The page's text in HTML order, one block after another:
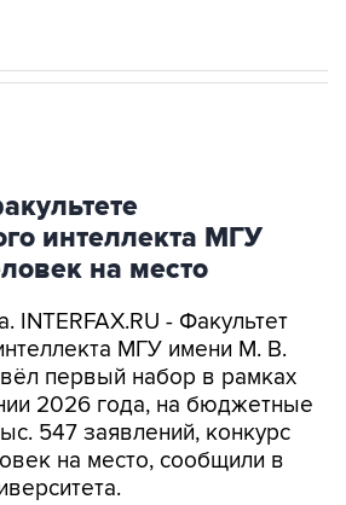
интеллекта МГУ
на место
INTERFAX.RU - Факультет
МГУ имени М. В.
первый набор в рамках
2026 года, на бюджетные
547 заявлений, конкурс
на место, сообщили в